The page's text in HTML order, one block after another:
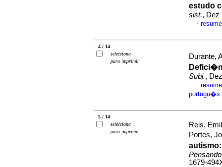
estudo
sist., Dez
·
4 / 14
selecciona
para imprimir
Durante,
Subj.,
·
portugu�s
5 / 14
selecciona
para imprimir
Reis,
Portes,
autismo
1679-